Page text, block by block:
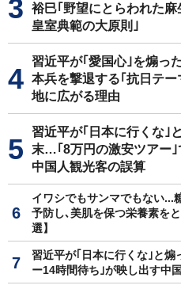
裕巳｢野望にとらわれた
皇室典範の大原則｣
習近平が｢愛国心｣を煽っ
本兵を撃退する｢抗日テ
地に広がる理由
習近平が｢日本に行くな｣
末…｢8万円の激安ツアー｣
中国人観光客の誤算
イワシでもサンマでもない...
予防し､美肌を保つ栄養素を
選】
習近平が｢日本に行くな｣と
ー14時間待ち｣が映し出す中